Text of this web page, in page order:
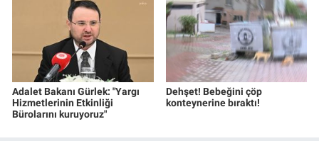
Adalet Bakanı Gürlek: "Yargı
Hizmetlerinin Etkinliği
Bürolarını kuruyoruz"
Dehşet! Bebeğini çöp
konteynerine bıraktı!